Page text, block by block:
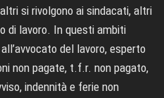
si rivolgono ai sindacati, altri
di lavoro. In questi ambiti
del lavoro, esperto
non pagate, t.f.r. non pagato,
indennità e ferie non